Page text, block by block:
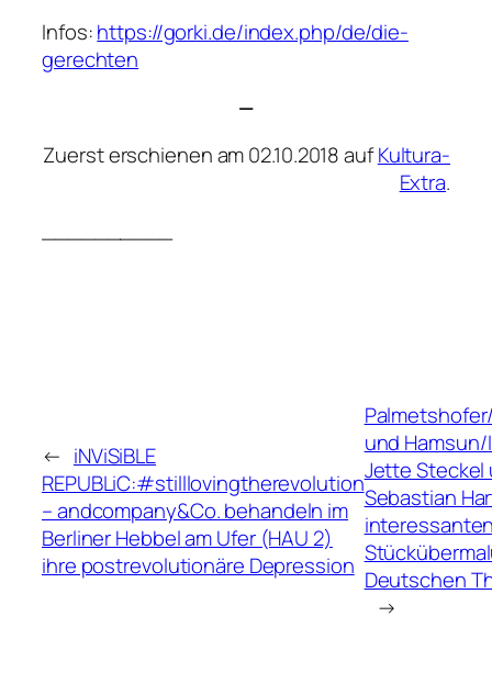
Infos:https://gorki.de/index.php/de/die-
gerechten
—
Zuerst erschienen am 02.10.2018 aufKultura-
Extra.
← iNViSiBLE
REPUBLiC:#stilllovingtherevolution
– andcompany&Co. behandeln im
Berliner Hebbel am Ufer (HAU 2)
ihre postrevolutionäre Depression
und
Jette Steckel
Sebastian
Deutschen
→